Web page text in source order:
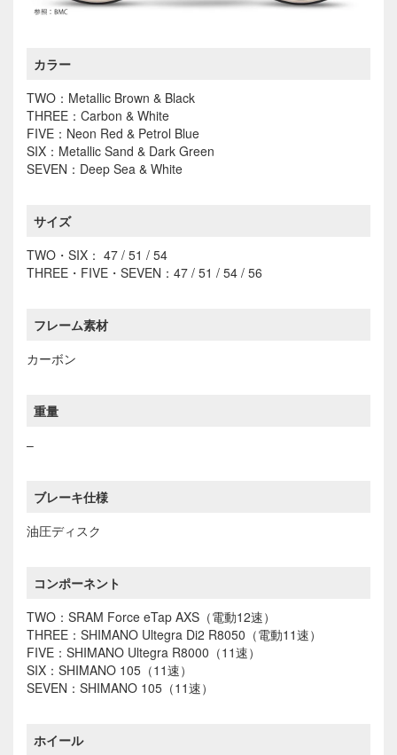
カラー
TWO：Metallic Brown & Black
THREE：Carbon & White
FIVE：Neon Red & Petrol Blue
SIX：Metallic Sand & Dark Green
SEVEN：Deep Sea & White
サイズ
TWO・SIX： 47 / 51 / 54
THREE・FIVE・SEVEN：47 / 51 / 54 / 56
フレーム素材
カーボン
重量
–
ブレーキ仕様
油圧ディスク
コンポーネント
TWO：SRAM Force eTap AXS（電動12速）
THREE：SHIMANO Ultegra Di2 R8050（電動11速）
FIVE：SHIMANO Ultegra R8000（11速）
SIX：SHIMANO 105（11速）
SEVEN：SHIMANO 105（11速）
ホイール